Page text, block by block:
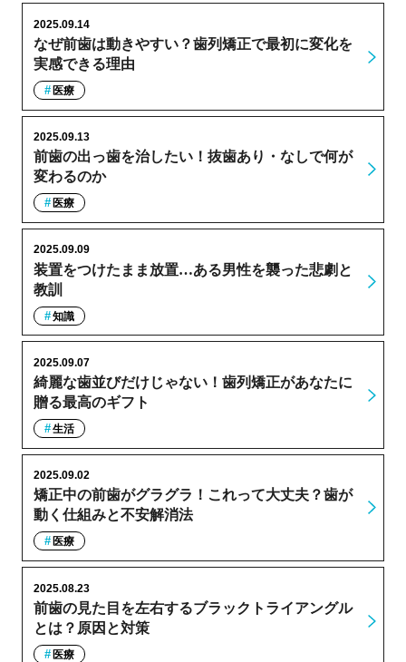
なぜ前歯は動きやすい？歯列矯正で最初に変化を
実感できる理由
2025.09.14
医療
前歯の出っ歯を治したい！抜歯あり・なしで何が
変わるのか
2025.09.13
医療
装置をつけたまま放置…ある男性を襲った悲劇と
教訓
2025.09.09
知識
綺麗な歯並びだけじゃない！歯列矯正があなたに
贈る最高のギフト
2025.09.07
生活
矯正中の前歯がグラグラ！これって大丈夫？歯が
動く仕組みと不安解消法
2025.09.02
医療
前歯の見た目を左右するブラックトライアングル
とは？原因と対策
2025.08.23
医療